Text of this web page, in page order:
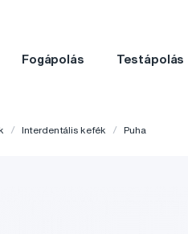
Fogápolás Testápolás
Interdentális kefék Puha